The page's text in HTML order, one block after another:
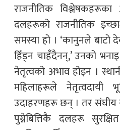
राजनीतिक
दलहरूको राजनीतिक
समस्या हो । ‘कानुनले
हिँड्न चाहँदैनन्,’ उनको
नेतृत्वको अभाव होइन ।
महिलाहरूले नेतृत्वदायी
उदाहरणहरू छन् । तर संघीय
पुग्नेबित्तिकै दलहरू